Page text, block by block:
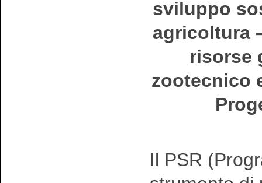
sviluppo
agricoltura
risorse
zootecnico
Il PSR